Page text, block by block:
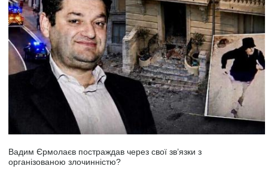
Вадим Єрмолаєв постраждав через свої зв’язки з
організованою злочинністю?